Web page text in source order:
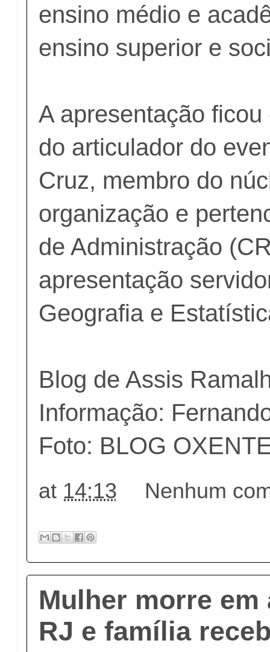
ensino médio e
ensino superior e
A apresentação
do articulador do
Cruz, membro do
organização e
de Administração
apresentação
Geografia e
Blog de Assis
Informação:
Foto: BLOG
at 14:13 Nenhum
Mulher morre em
RJ e família